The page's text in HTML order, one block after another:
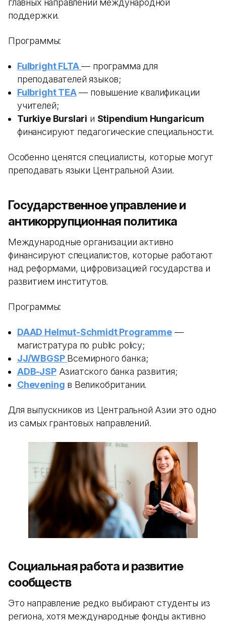
главных направлений международной
поддержки.
Программы:
Fulbright FLTA — программа для
преподавателей языков;
Fulbright TEA— повышение квалификации
учителей;
Turkiye Burslari и Stipendium Hungaricum
финансируют педагогические специальности.
Особенно ценятся специалисты, которые могут
преподавать языки Центральной Азии.
Государственное управление и
антикоррупционная политика
Международные организации активно
финансируют специалистов, которые работают
над реформами, цифровизацией государства и
развитием институтов.
Программы:
DAAD Helmut-Schmidt Programme—
магистратура по public policy;
JJ/WBGSP Всемирного банка;
ADB-JSPАзиатского банка развития;
Chevening в Великобритании.
Для выпускников из Центральной Азии это одно
из самых грантовых направлений.
Социальная работа и развитие
сообществ
Это направление редко выбирают студенты из
региона, хотя международные фонды активно